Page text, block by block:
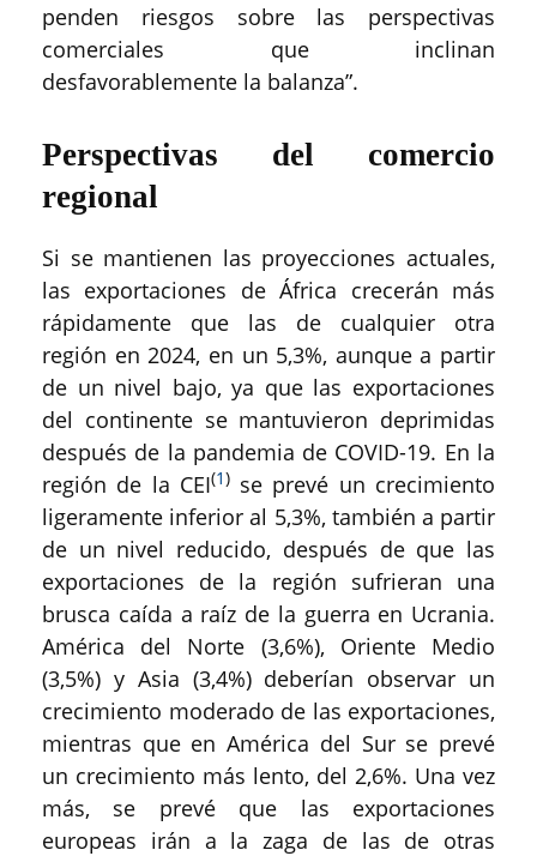
penden riesgos sobre las perspectivas
comerciales que inclinan
desfavorablemente la balanza”.
Perspectivas del comercio
regional
Si se mantienen las proyecciones actuales,
las exportaciones de África crecerán más
rápidamente que las de cualquier otra
región en 2024, en un 5,3%, aunque a partir
de un nivel bajo, ya que las exportaciones
del continente se mantuvieron deprimidas
después de la pandemia de COVID-19. En la
región de la CEI(1)se prevé un crecimiento
ligeramente inferior al 5,3%, también a partir
de un nivel reducido, después de que las
exportaciones de la región sufrieran una
brusca caída a raíz de la guerra en Ucrania.
América del Norte (3,6%), Oriente Medio
(3,5%) y Asia (3,4%) deberían observar un
crecimiento moderado de las exportaciones,
mientras que en América del Sur se prevé
un crecimiento más lento, del 2,6%. Una vez
más, se prevé que las exportaciones
europeas irán a la zaga de las de otras